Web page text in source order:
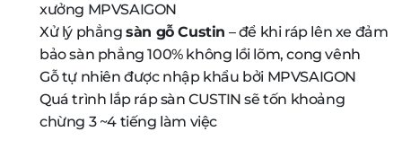
xưởng MPVSAIGON
Xử lý phẳngsàn gỗ Custin – để khi ráp lên xe đảm
bảo sàn phẳng 100% không lồi lõm, cong vênh
Gỗ tự nhiên được nhập khẩu bởi MPVSAIGON
Quá trình lắp ráp sàn CUSTIN sẽ tốn khoảng
chừng 3 ~4 tiếng làm việc